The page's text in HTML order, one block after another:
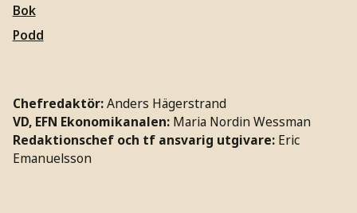
Bok
Podd
Chefredaktör:Anders Hägerstrand
VD, EFN Ekonomikanalen: Maria Nordin Wessman
Redaktionschef och tf ansvarig utgivare: Eric
Emanuelsson